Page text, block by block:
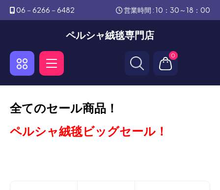
06－6266－6482 営業時間 : 10：30～18：00
ペルシャ絨毯専門店
0
全てのセール商品！
ペルシャ絨毯ビッグセール！